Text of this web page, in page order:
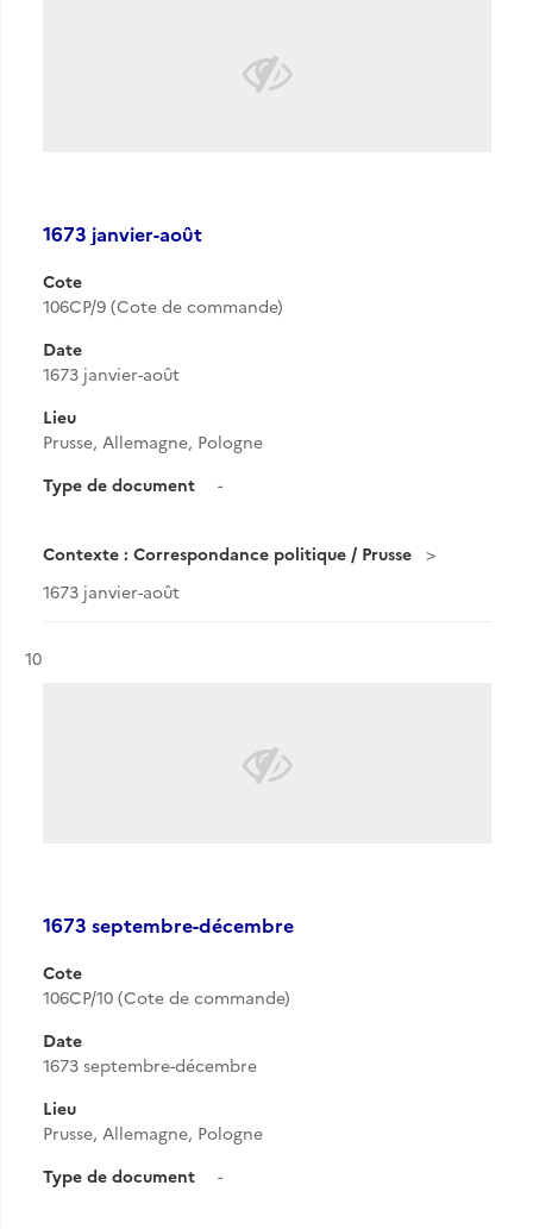
1673 janvier-août
Cote
106CP/9 (Cote de commande)
Date
1673 janvier-août
Lieu
Prusse, Allemagne, Pologne
Type de document
-
Contexte : Correspondance politique / Prusse
1673 janvier-août
Résultat n°
10
1673 septembre-décembre
Cote
106CP/10 (Cote de commande)
Date
1673 septembre-décembre
Lieu
Prusse, Allemagne, Pologne
Type de document
-